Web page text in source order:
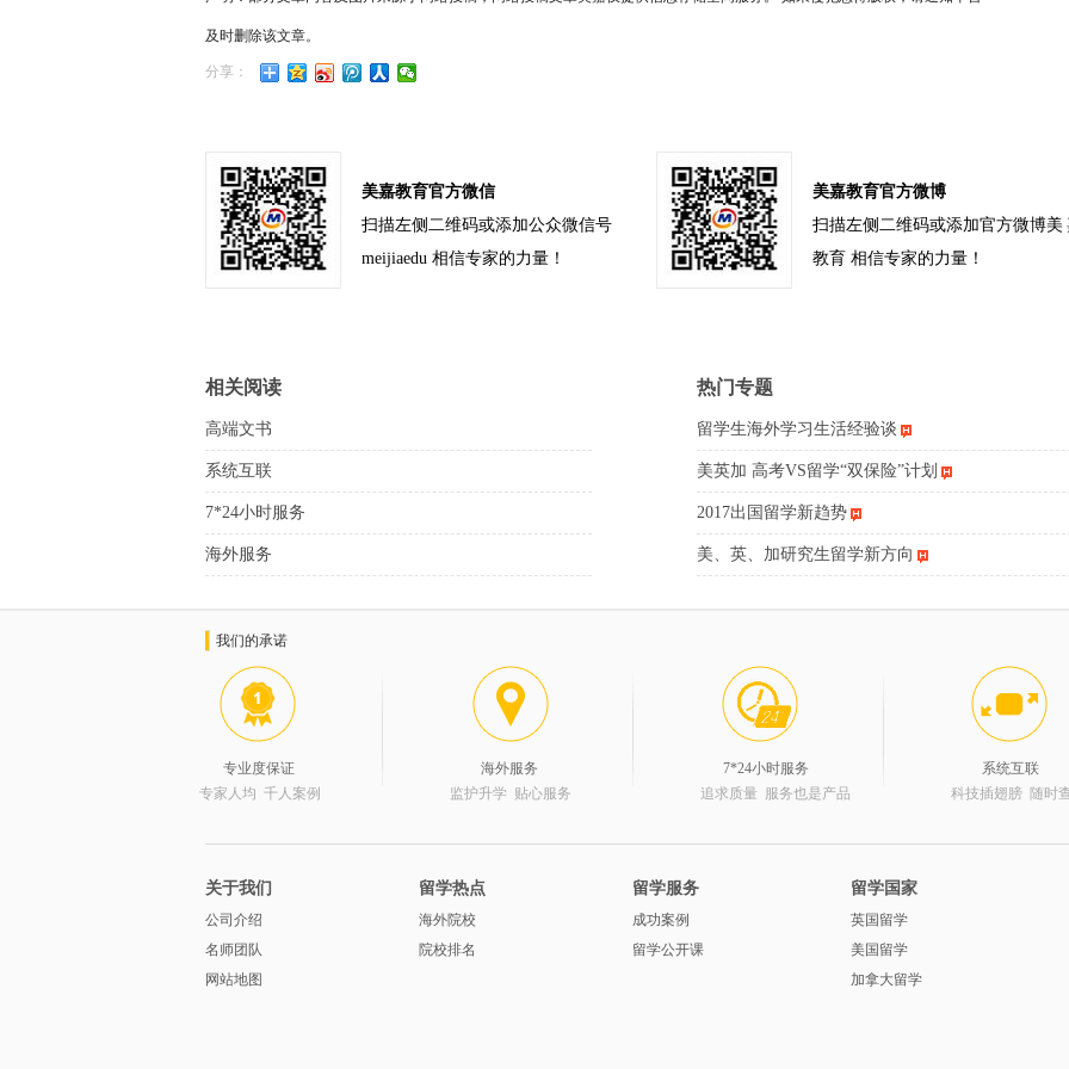
及时删除该文章。
分享：
美嘉教育官方微信
扫描左侧二维码或添加公众微信号
meijiaedu 相信专家的力量！
美嘉教育官方微博
扫描左侧二维码或添加官方微博美
教育 相信专家的力量！
相关阅读
高端文书
系统互联
7*24小时服务
海外服务
热门专题
留学生海外学习生活经验谈
美英加 高考VS留学“双保险”计划
2017出国留学新趋势
美、英、加研究生留学新方向
我们的承诺
专业度保证
专家人均 千人案例
海外服务
监护升学 贴心服务
7*24小时服务
追求质量 服务也是产品
系统互联
科技插翅膀 随时
关于我们
公司介绍
名师团队
网站地图
留学热点
海外院校
院校排名
留学服务
成功案例
留学公开课
留学国家
英国留学
美国留学
加拿大留学